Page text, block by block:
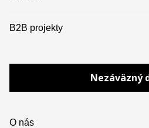
B2B projekty
Nezáväzný
O nás